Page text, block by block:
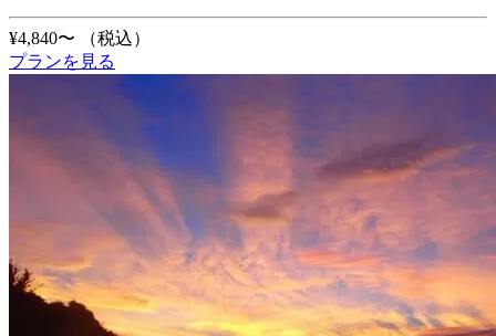
¥4,840〜
（税込）
プランを見る